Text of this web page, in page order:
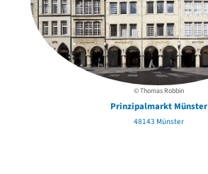
© Thomas Robbin
Prinzipalmarkt Münster
48143 Münster